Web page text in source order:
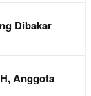
Dibakar
Anggota